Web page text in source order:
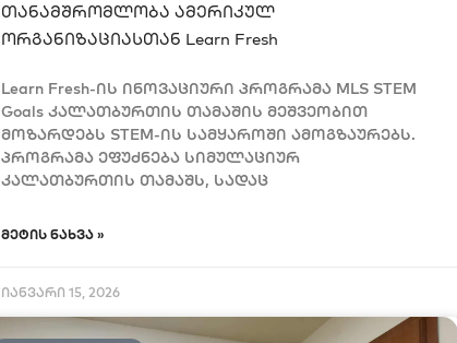
თანამშრომლობა ამერიკულ
ორგანიზაციასთან Learn Fresh
Learn Fresh-ის ინოვაციური პროგრამა MLS STEM
Goals კალათბურთის თამაშის მეშვეობით
მოზარდებს STEM-ის სამყაროში ამოგზაურებს.
პროგრამა ეფუძნება სიმულაციურ
კალათბურთის თამაშს, სადაც
ᲛᲔᲢᲘᲡ ᲜᲐᲮᲕᲐ »
იანვარი 15, 2026